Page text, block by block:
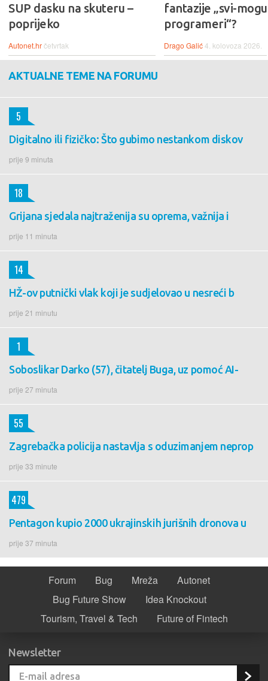
SUP dasku na skuteru –
poprijeko
Autonet.hrčetvrtak
fantazije „svi-
programeri“?
Drago Galić4. kolovoza 2026.
AKTUALNE TEME NA FORUMU
Digitalno ili fizičko: Što gubimo nestankom diskov
prije 9 minuta
5
Grijana sjedala najtraženija su oprema, važnija i
prije 11 minuta
18
HŽ-ov putnički vlak koji je sudjelovao u nesreći b
prije 21 minutu
14
Soboslikar Darko (57), čitatelj Buga, uz pomoć AI-
prije 27 minuta
1
Zagrebačka policija nastavlja s oduzimanjem neprop
prije 33 minute
55
Pentagon kupio 2000 ukrajinskih jurišnih dronova u
prije 37 minuta
479
Forum Bug Mreža
Autonet
Bug Future Show
Idea Knockout
Tourism, Travel & Tech
Future of Fintech
Newsletter